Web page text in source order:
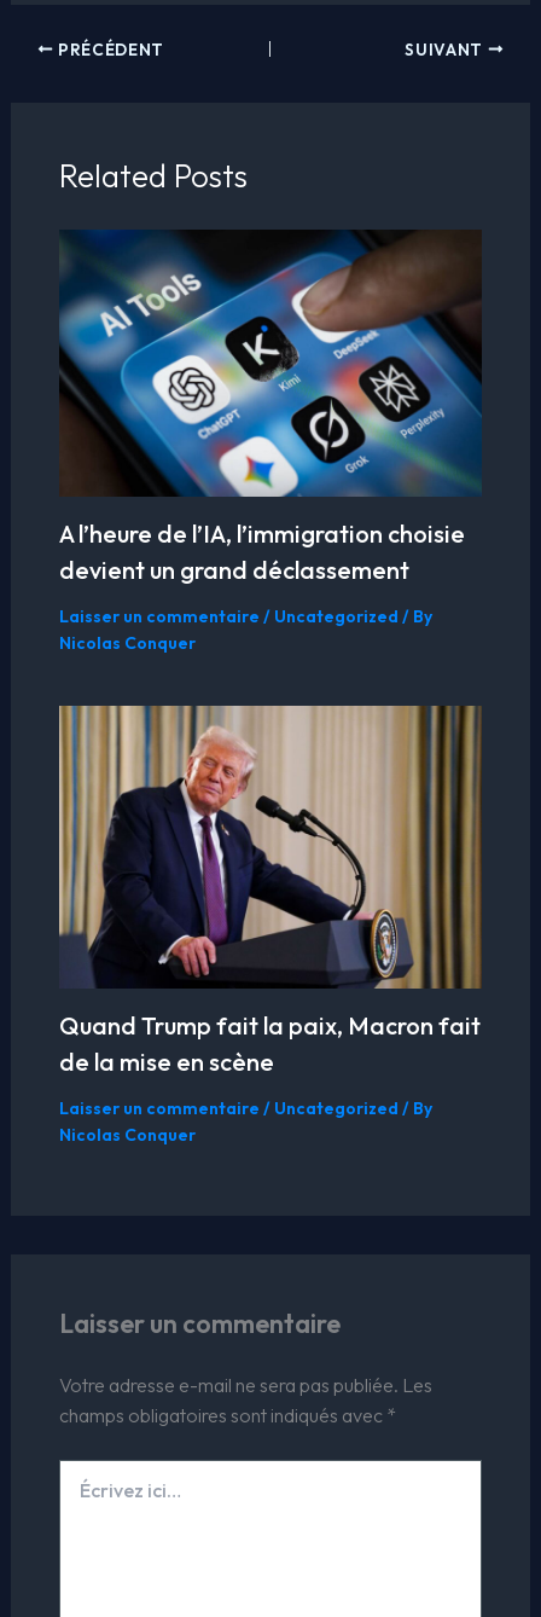
PRÉCÉDENT SUIVANT
Related Posts
A l’heure de l’IA, l’immigration choisie
devient un grand déclassement
Laisser un commentaire / Uncategorized / By
Nicolas Conquer
Quand Trump fait la paix, Macron fait
de la mise en scène
Laisser un commentaire / Uncategorized / By
Nicolas Conquer
Laisser un commentaire
Votre adresse e-mail ne sera pas publiée. Les
champs obligatoires sont indiqués avec *
ici…